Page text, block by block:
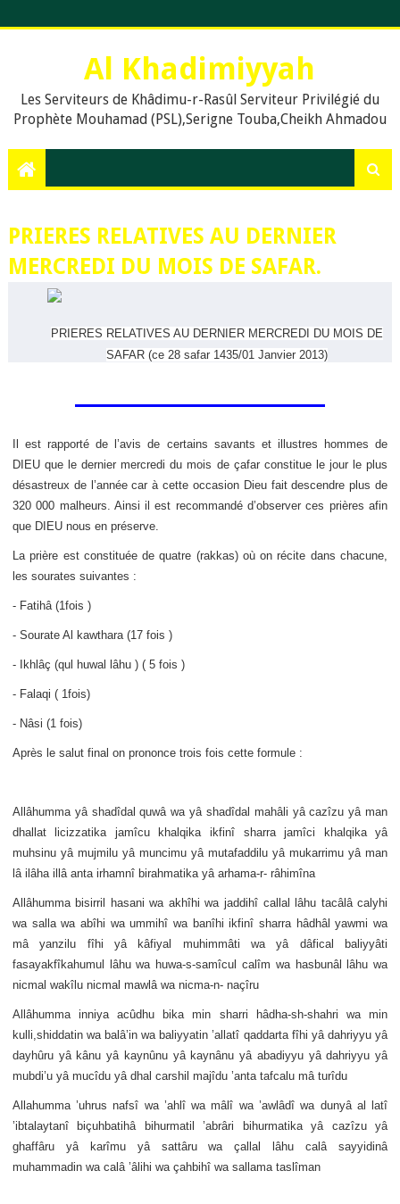
Al Khadimiyyah
Les Serviteurs de Khâdimu-r-Rasûl Serviteur Privilégié du
Prophète Mouhamad (PSL),Serigne Touba,Cheikh Ahmadou
le prophète Muḥammad (psl),,Dieu, La prière en islam,
Assalat, Salat, les cinq prières quotidiennes, Le Khalife
Muhammad, .Org, .Com., Sénégal, Usa, Dakar, Touba,
PRIERES RELATIVES AU DERNIER
MERCREDI DU MOIS DE SAFAR.
PRIERES RELATIVES AU DERNIER MERCREDI DU MOIS DE
SAFAR (ce 28 safar 1435/01 Janvier 2013)
Il est rapporté de l’avis de certains savants et illustres hommes de
DIEU que le dernier mercredi du mois de çafar constitue le jour le plus
désastreux de l’année car à cette occasion Dieu fait descendre plus de
320 000 malheurs. Ainsi il est recommandé d’observer ces prières afin
que DIEU nous en préserve.
La prière est constituée de quatre (rakkas) où on récite dans chacune,
les sourates suivantes :
- Fatihâ (1fois )
- Sourate Al kawthara (17 fois )
- Ikhlâç (qul huwal lâhu ) ( 5 fois )
- Falaqi ( 1fois)
- Nâsi (1 fois)
Après le salut final on prononce trois fois cette formule :
Allâhumma yâ shadîdal quwâ wa yâ shadîdal mahâli yâ cazîzu yâ man
dhallat licizzatika jamîcu khalqika ikfinî sharra jamîci khalqika yâ
muhsinu yâ mujmilu yâ muncimu yâ mutafaddilu yâ mukarrimu yâ man
lâ ilâha illâ anta irhamnî birahmatika yâ arhama-r- râhimîna
Allâhumma bisirril hasani wa akhîhi wa jaddihî callal lâhu tacâlâ calyhi
wa salla wa abîhi wa ummihî wa banîhi ikfinî sharra hâdhâl yawmi wa
mâ yanzilu fîhi yâ kâfiyal muhimmâti wa yâ dâfical baliyyâti
fasayakfîkahumul lâhu wa huwa-s-samîcul calîm wa hasbunâl lâhu wa
nicmal wakîlu nicmal mawlâ wa nicma-n- naçîru
Allâhumma inniya acûdhu bika min sharri hâdha-sh-shahri wa min
kulli,shiddatin wa balâ’in wa baliyyatin ’allatî qaddarta fîhi yâ dahriyyu yâ
dayhûru yâ kânu yâ kaynûnu yâ kaynânu yâ abadiyyu yâ dahriyyu yâ
mubdi’u yâ mucîdu yâ dhal carshil majîdu ’anta tafcalu mâ turîdu
Allahumma ’uhrus nafsî wa ’ahlî wa mâlî wa ’awlâdî wa dunyâ al latî
’ibtalaytanî biçuhbatihâ bihurmatil ’abrâri bihurmatika yâ cazîzu yâ
ghaffâru yâ karîmu yâ sattâru wa çallal lâhu calâ sayyidinâ
muhammadin wa calâ ’âlihi wa çahbihî wa sallama taslîman